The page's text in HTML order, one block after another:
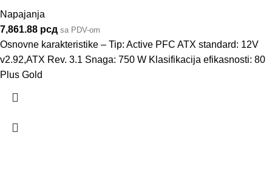
Napajanja
7,861.88 рсд sa PDV-om
Osnovne karakteristike – Tip: Active PFC ATX standard: 12V
v2.92,ATX Rev. 3.1 Snaga: 750 W Klasifikacija efikasnosti: 80
Plus Gold